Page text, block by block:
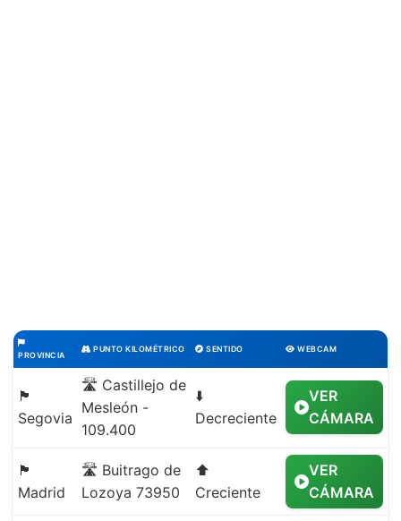
PROVINCIA
PUNTO KILOMÉTRICO SENTIDO WEBCAM
🏴
Segovia
🛣️ Castillejo de
Mesleón -
109.400
⬇️
Decreciente
VER
CÁMARA
🏴
Madrid
🛣️ Buitrago de
Lozoya 73950
⬆️
Creciente
VER
CÁMARA